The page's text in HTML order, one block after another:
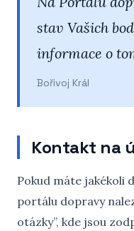
stav Vašich
informace o
Bořivoj Král
Kontakt na
Pokud máte jakékoli
portálu dopravy
otázky”, kde jsou